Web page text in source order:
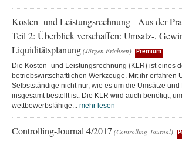
Kosten- und Leistungsrechnung - Aus der
Teil 2: Überblick verschaffen: Umsatz-,
Liquiditätsplanung (Jörgen Erichsen) Premium
Die Kosten- und Leistungsrechnung (KLR) ist eines
betriebswirtschaftlichen Werkzeuge. Mit ihr erfahren
Selbstständige nicht nur, wie es um die Umsätze und
insgesamt bestellt ist. Die KLR wird auch benötigt,
wettbewerbsfähige... mehr lesen
Controlling-Journal 4/2017 (Controlling-Journal)